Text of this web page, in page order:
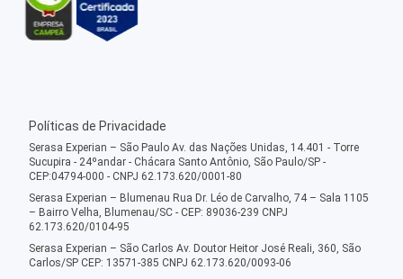
Políticas de Privacidade
Serasa Experian – São Paulo Av. das Nações Unidas, 14.401 - Torre
Sucupira - 24ºandar - Chácara Santo Antônio, São Paulo/SP -
CEP:04794-000 - CNPJ 62.173.620/0001-80
Serasa Experian – Blumenau Rua Dr. Léo de Carvalho, 74 – Sala 1105
– Bairro Velha, Blumenau/SC - CEP: 89036-239 CNPJ
62.173.620/0104-95
Serasa Experian – São Carlos Av. Doutor Heitor José Reali, 360, São
Carlos/SP CEP: 13571-385 CNPJ 62.173.620/0093-06